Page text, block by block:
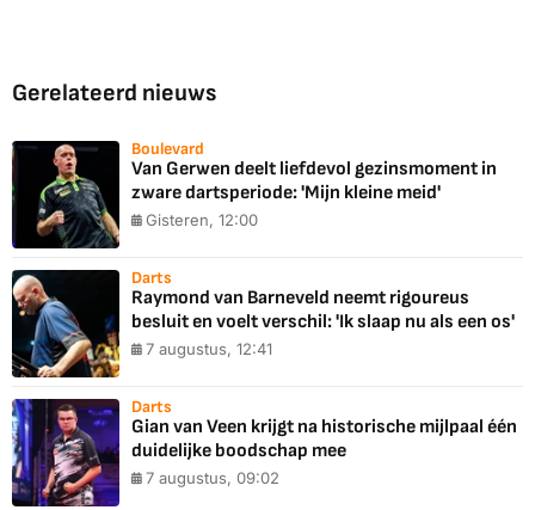
Gerelateerd nieuws
Boulevard
Van Gerwen deelt liefdevol gezinsmoment in
zware dartsperiode: 'Mijn kleine meid'
Gisteren, 12:00
Darts
Raymond van Barneveld neemt rigoureus
besluit en voelt verschil: 'Ik slaap nu als een os'
7 augustus, 12:41
Darts
Gian van Veen krijgt na historische mijlpaal één
duidelijke boodschap mee
7 augustus, 09:02